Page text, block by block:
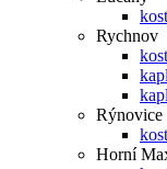
Rychnov
Rýnovice
Horní